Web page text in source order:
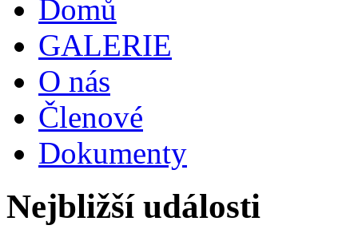
Domů
GALERIE
O nás
Členové
Dokumenty
Nejbližší události